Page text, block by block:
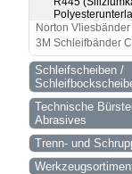
Norton Vliesbänder
3M Schleifbänder
Schleifscheiben /
Technische
Abrasives
Trenn- und